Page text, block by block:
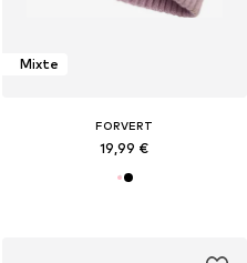
Mixte
FORVERT
19,99 €